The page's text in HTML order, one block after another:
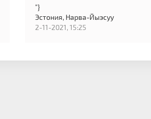
"}
Эстония, Нарва-Йыэсуу
2-11-2021, 15:25